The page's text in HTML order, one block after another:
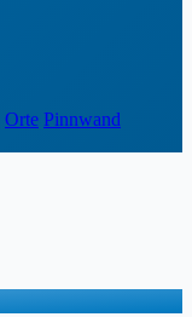
Orte Pinnwand